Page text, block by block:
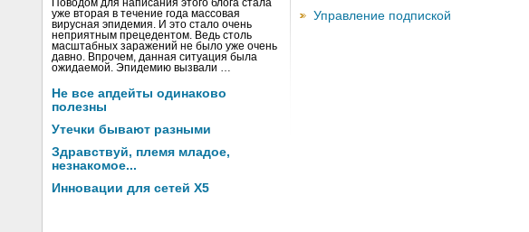
Поводом для написания этого блога стала
уже вторая в течение года массовая
вирусная эпидемия. И это стало очень
неприятным прецедентом. Ведь столь
масштабных заражений не было уже очень
давно. Впрочем, данная ситуация была
ожидаемой. Эпидемию вызвали …
Не все апдейты одинаково
полезны
Утечки бывают разными
Здравствуй, племя младое,
незнакомое...
Инновации для сетей X5
Управление подпиской